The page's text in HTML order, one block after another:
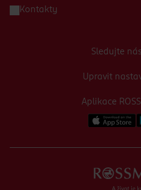
Kontakty
Aplikace
Sledujte nás
Upravit